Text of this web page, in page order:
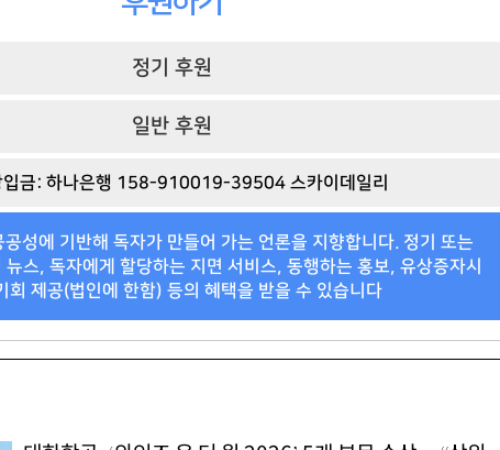
정기 후원
일반 후원
입금: 하나은행 158-910019-39504 스카이데일리
공성에 기반해 독자가 만들어 가는 언론을 지향합니다. 정기 또는
뉴스, 독자에게 할당하는 지면 서비스, 동행하는 홍보, 유상증자시
회 제공(법인에 한함) 등의 혜택을 받을 수 있습니다